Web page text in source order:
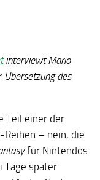
interviewt Mario
des
Teil einer der
Reihen – nein, die
für Nintendos
Tage später